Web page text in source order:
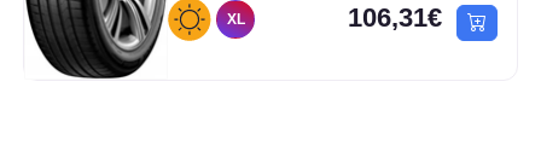
XL 106,31€